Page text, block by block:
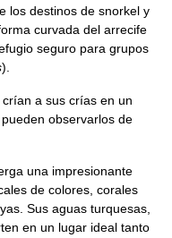
los destinos de snorkel y
curvada del arrecife
seguro para grupos
).
a sus crías en un
observarlos de
una impresionante
de colores, corales
Sus aguas turquesas,
en un lugar ideal tanto